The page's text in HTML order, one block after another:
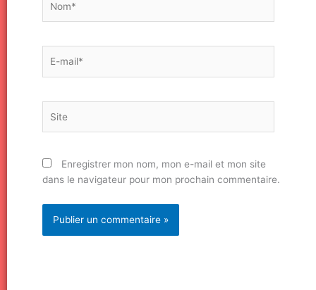
mail*
Enregistrer mon nom, mon e-mail et mon site
dans le navigateur pour mon prochain commentaire.